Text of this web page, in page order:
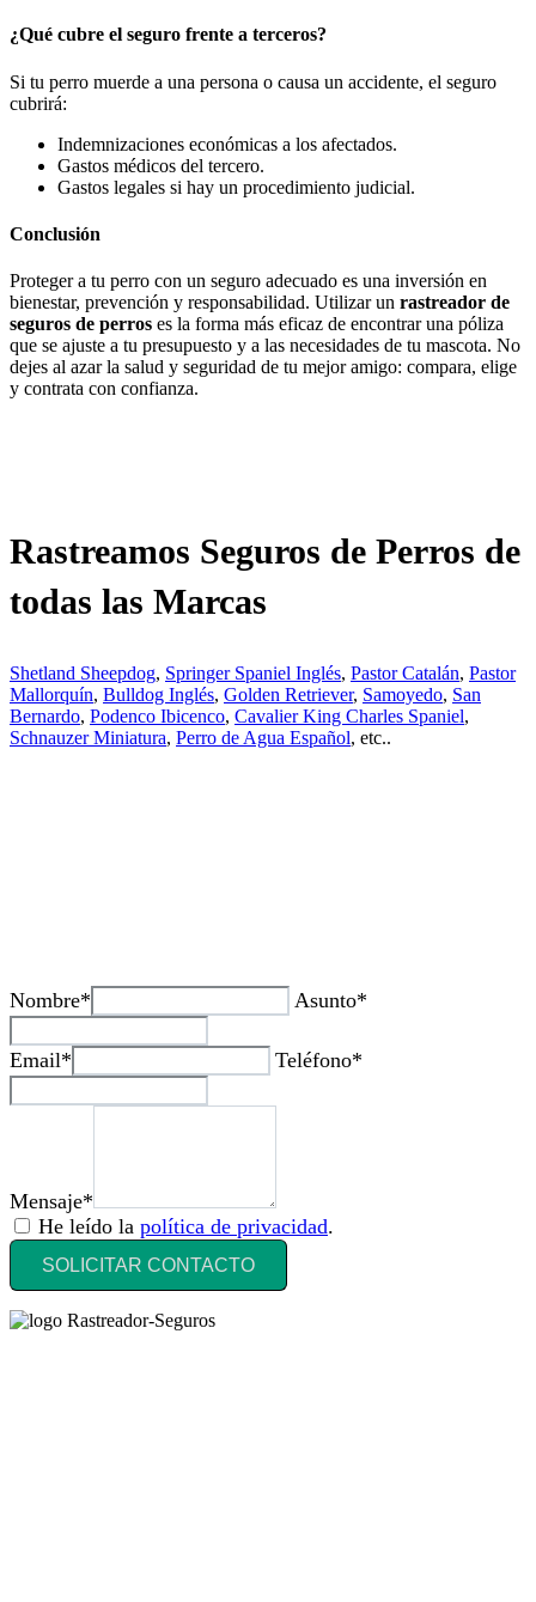
¿Qué cubre el seguro frente a terceros?
Si tu perro muerde a una persona o causa un accidente, el seguro
cubrirá:
Indemnizaciones económicas a los afectados.
Gastos médicos del tercero.
Gastos legales si hay un procedimiento judicial.
Conclusión
Proteger a tu perro con un seguro adecuado es una inversión en
bienestar, prevención y responsabilidad. Utilizar un rastreador de
seguros de perros es la forma más eficaz de encontrar una póliza
que se ajuste a tu presupuesto y a las necesidades de tu mascota. No
dejes al azar la salud y seguridad de tu mejor amigo: compara, elige
y contrata con confianza.
Rastreamos Seguros de Perros de
todas las Marcas
Shetland Sheepdog, Springer Spaniel Inglés, Pastor Catalán, Pastor
Mallorquín, Bulldog Inglés, Golden Retriever, Samoyedo, San
Bernardo, Podenco Ibicenco, Cavalier King Charles Spaniel,
Schnauzer Miniatura, Perro de Agua Español, etc..
Nombre* Asunto*
Email* Teléfono*
Mensaje*
He leído la política de privacidad.
SOLICITAR CONTACTO